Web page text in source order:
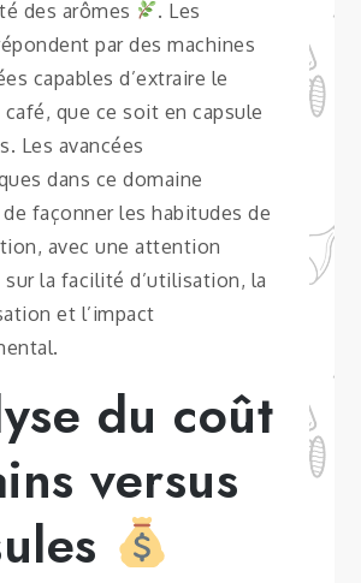
des arômes
. Les
par des machines
capables d’extraire le
que ce soit en capsule
Les avancées
dans ce domaine
façonner les habitudes de
avec une attention
la facilité d’utilisation, la
et l’impact
du coût
versus